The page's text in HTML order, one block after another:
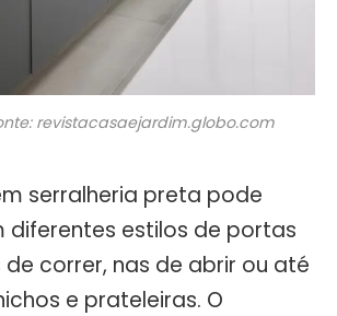
revistacasaejardim.globo.com
serralheria preta pode
diferentes estilos de portas
de correr, nas de abrir ou até
e prateleiras. O